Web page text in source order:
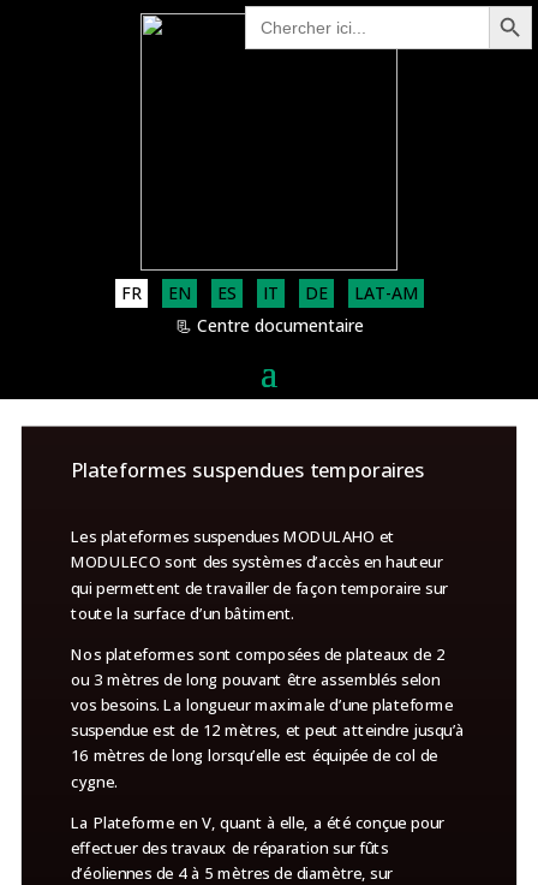
Search
for:
Search Button
FR EN ES IT DE
LAT-AM
📃 Centre documentaire
Plateformes suspendues temporaires
Les plateformes suspendues MODULAHO et
MODULECO sont des systèmes d’accès en hauteur
qui permettent de travailler de façon temporaire sur
toute la surface d’un bâtiment.
Nos plateformes sont composées de plateaux de 2
ou 3 mètres de long pouvant être assemblés selon
vos besoins. La longueur maximale d’une plateforme
suspendue est de 12 mètres, et peut atteindre jusqu’à
16 mètres de long lorsqu’elle est équipée de col de
cygne.
La Plateforme en V, quant à elle, a été conçue pour
effectuer des travaux de réparation sur fûts
d’éoliennes de 4 à 5 mètres de diamètre, sur